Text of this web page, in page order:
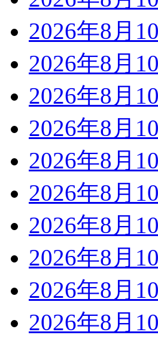
2026年8月
2026年8月
2026年8月
2026年8月
2026年8月
2026年8月
2026年8月
2026年8月
2026年8月
2026年8月